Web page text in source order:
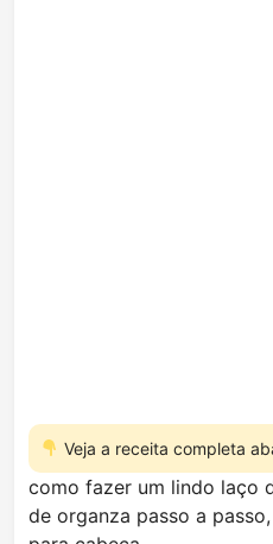
Veja a receita completa
como fazer um lindo laço
de organza passo a